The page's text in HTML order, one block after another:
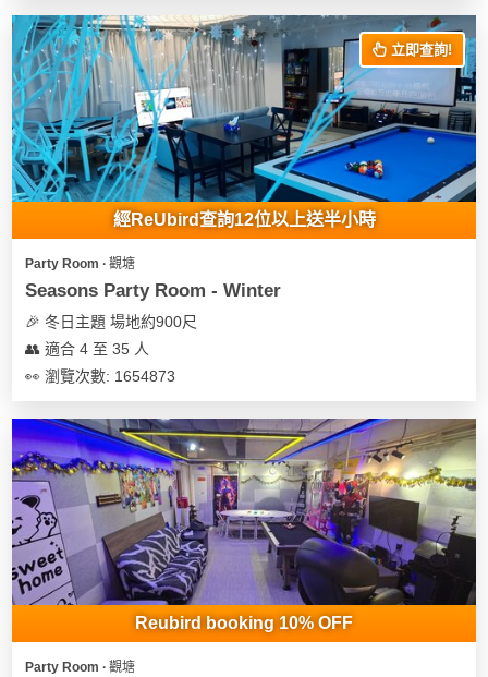
立即查詢!
經ReUbird查詢12位以上送半小時
Party Room ∙ 觀塘
Seasons Party Room - Winter
🎉 冬日主題 場地約900尺
👥 適合 4 至 35 人
👀 瀏覽次數: 1654873
Reubird booking 10% OFF
Party Room ∙ 觀塘